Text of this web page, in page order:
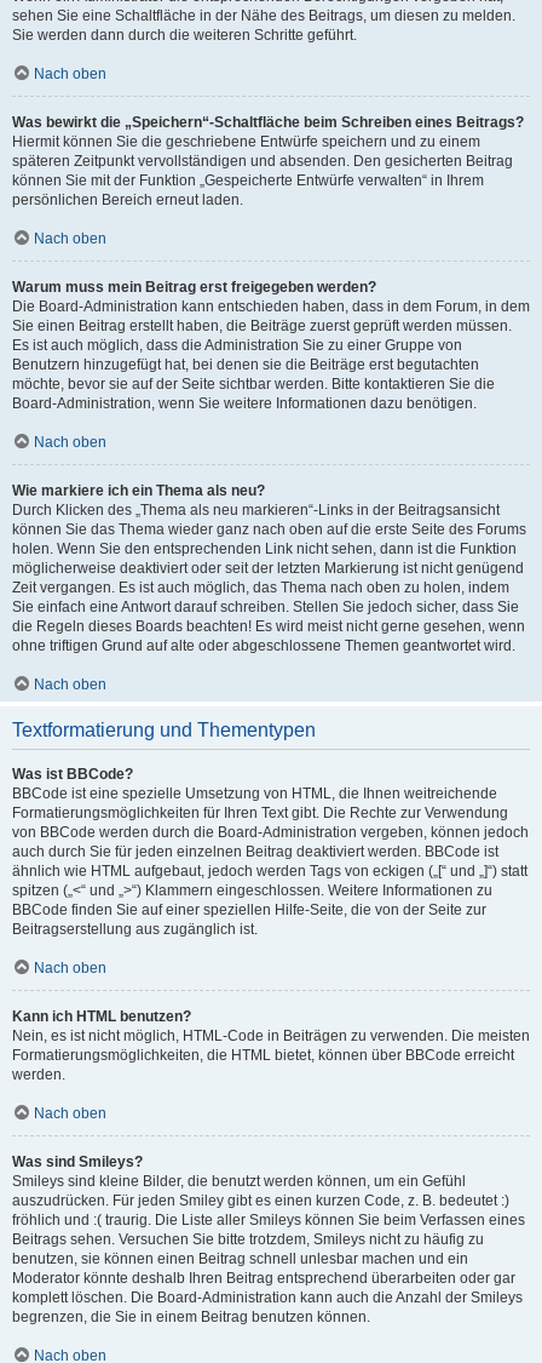
sehen Sie eine Schaltfläche in der Nähe des Beitrags, um diesen zu melden.
Sie werden dann durch die weiteren Schritte geführt.
Nach oben
Was bewirkt die „Speichern“-Schaltfläche beim Schreiben eines Beitrags?
Hiermit können Sie die geschriebene Entwürfe speichern und zu einem
späteren Zeitpunkt vervollständigen und absenden. Den gesicherten Beitrag
können Sie mit der Funktion „Gespeicherte Entwürfe verwalten“ in Ihrem
persönlichen Bereich erneut laden.
Nach oben
Warum muss mein Beitrag erst freigegeben werden?
Die Board-Administration kann entschieden haben, dass in dem Forum, in dem
Sie einen Beitrag erstellt haben, die Beiträge zuerst geprüft werden müssen.
Es ist auch möglich, dass die Administration Sie zu einer Gruppe von
Benutzern hinzugefügt hat, bei denen sie die Beiträge erst begutachten
möchte, bevor sie auf der Seite sichtbar werden. Bitte kontaktieren Sie die
Board-Administration, wenn Sie weitere Informationen dazu benötigen.
Nach oben
Wie markiere ich ein Thema als neu?
Durch Klicken des „Thema als neu markieren“-Links in der Beitragsansicht
können Sie das Thema wieder ganz nach oben auf die erste Seite des Forums
holen. Wenn Sie den entsprechenden Link nicht sehen, dann ist die Funktion
möglicherweise deaktiviert oder seit der letzten Markierung ist nicht genügend
Zeit vergangen. Es ist auch möglich, das Thema nach oben zu holen, indem
Sie einfach eine Antwort darauf schreiben. Stellen Sie jedoch sicher, dass Sie
die Regeln dieses Boards beachten! Es wird meist nicht gerne gesehen, wenn
ohne triftigen Grund auf alte oder abgeschlossene Themen geantwortet wird.
Nach oben
Textformatierung und Thementypen
Was ist BBCode?
BBCode ist eine spezielle Umsetzung von HTML, die Ihnen weitreichende
Formatierungsmöglichkeiten für Ihren Text gibt. Die Rechte zur Verwendung
von BBCode werden durch die Board-Administration vergeben, können jedoch
auch durch Sie für jeden einzelnen Beitrag deaktiviert werden. BBCode ist
ähnlich wie HTML aufgebaut, jedoch werden Tags von eckigen („[“ und „]“) statt
spitzen („<“ und „>“) Klammern eingeschlossen. Weitere Informationen zu
BBCode finden Sie auf einer speziellen Hilfe-Seite, die von der Seite zur
Beitragserstellung aus zugänglich ist.
Nach oben
Kann ich HTML benutzen?
Nein, es ist nicht möglich, HTML-Code in Beiträgen zu verwenden. Die meisten
Formatierungsmöglichkeiten, die HTML bietet, können über BBCode erreicht
werden.
Nach oben
Was sind Smileys?
Smileys sind kleine Bilder, die benutzt werden können, um ein Gefühl
auszudrücken. Für jeden Smiley gibt es einen kurzen Code, z. B. bedeutet :)
fröhlich und :( traurig. Die Liste aller Smileys können Sie beim Verfassen eines
Beitrags sehen. Versuchen Sie bitte trotzdem, Smileys nicht zu häufig zu
benutzen, sie können einen Beitrag schnell unlesbar machen und ein
Moderator könnte deshalb Ihren Beitrag entsprechend überarbeiten oder gar
komplett löschen. Die Board-Administration kann auch die Anzahl der Smileys
begrenzen, die Sie in einem Beitrag benutzen können.
Nach oben